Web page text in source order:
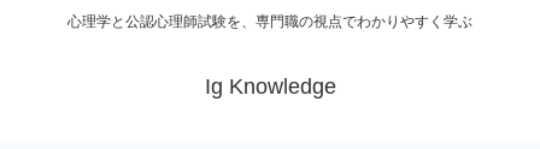
心理学と公認心理師試験を、専門職の視点でわかりやすく学ぶ
Ig Knowledge